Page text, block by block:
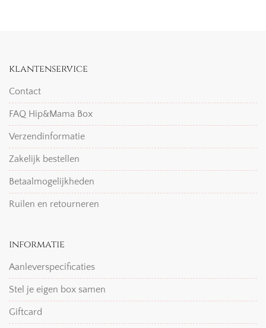
klantenservice
Contact
FAQ Hip&Mama Box
Verzendinformatie
Zakelijk bestellen
Betaalmogelijkheden
Ruilen en retourneren
informatie
Aanleverspecificaties
Stel je eigen box samen
Giftcard